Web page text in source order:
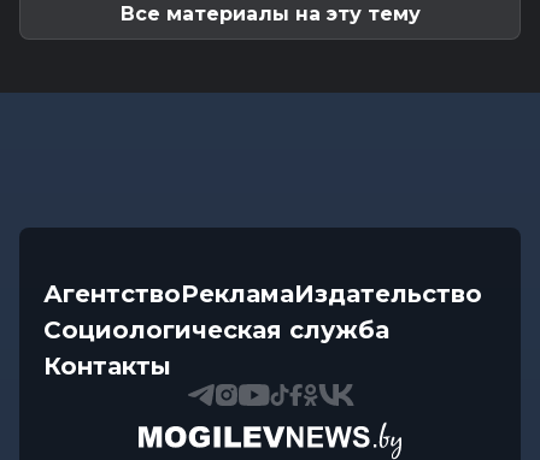
Все материалы на эту тему
АгентствоРекламаИздательство
Социологическая служба
Контакты